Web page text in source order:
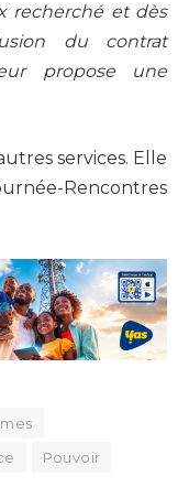
recherché et dès
du contrat
propose une
services. Elle
Rencontres
Pouvoir